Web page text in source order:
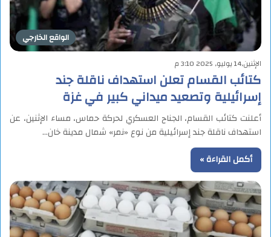
الواقع الخارجي
الإثنين,14 يوليو, 2025 3:10 م
كتائب القسام تعلن استهداف ناقلة جند
إسرائيلية وتصعيد ميداني كبير في غزة
أعلنت كتائب القسام، الجناح العسكري لحركة حماس، مساء الإثنين، عن
استهداف ناقلة جند إسرائيلية من نوع «نمر» شمال مدينة خان…
أكمل القراءة »